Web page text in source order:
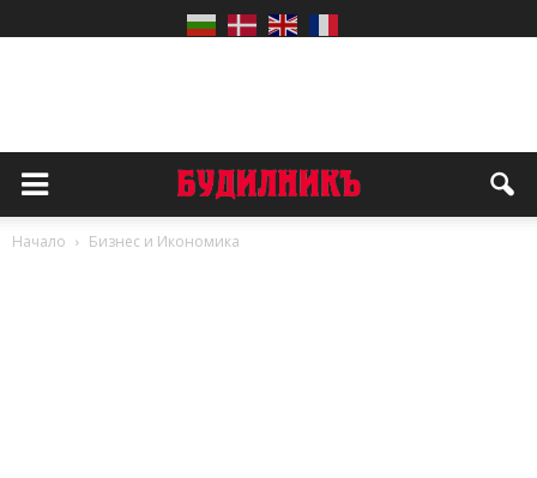
Начало Бизнес и Икономика